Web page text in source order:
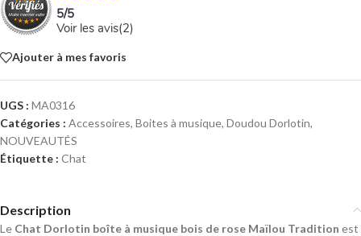
5/5
Voir les avis(2)
Ajouter à mes favoris
UGS : MA0316
Catégories : Accessoires, Boites à musique, Doudou Dorlotin,
NOUVEAUTÉS
Étiquette : Chat
Description
Le Chat Dorlotin boîte à musique bois de rose Maïlou Tradition est